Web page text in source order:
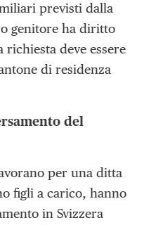
previsti dalla
genitore ha diritto
deve essere
di residenza
del
per una ditta
figli a carico, hanno
in Svizzera